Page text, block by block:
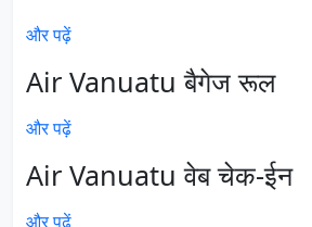
और पढ़ें
Air Vanuatu बैगेज रूल
और पढ़ें
Air Vanuatu वेब चेक-ईन
और पढ़ें